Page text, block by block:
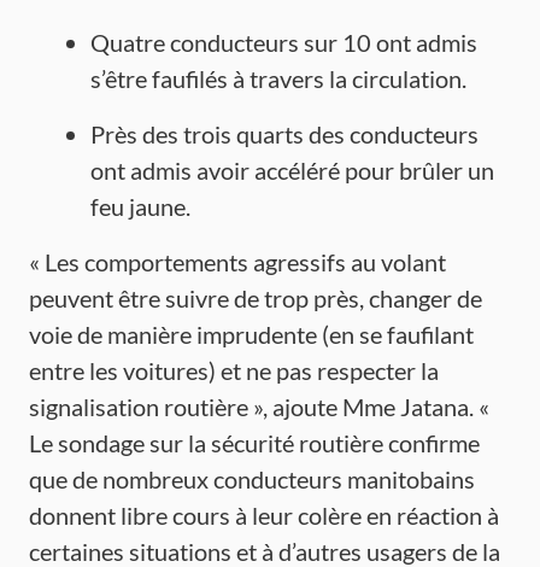
Quatre conducteurs sur 10 ont admis
s’être faufilés à travers la circulation.
Près des trois quarts des conducteurs
ont admis avoir accéléré pour brûler un
feu jaune.
« Les comportements agressifs au volant
peuvent être suivre de trop près, changer de
voie de manière imprudente (en se faufilant
entre les voitures) et ne pas respecter la
signalisation routière », ajoute Mme Jatana. «
Le sondage sur la sécurité routière confirme
que de nombreux conducteurs manitobains
donnent libre cours à leur colère en réaction à
certaines situations et à d’autres usagers de la